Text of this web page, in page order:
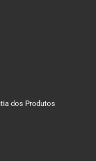
dos Produtos